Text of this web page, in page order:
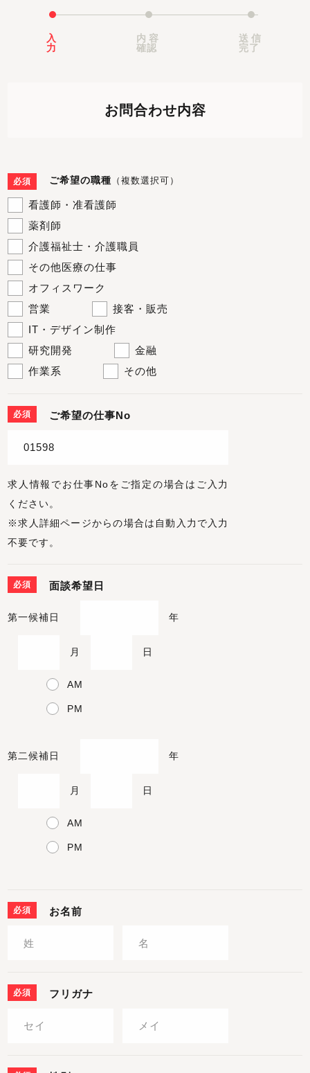
入
力
内容
確認
送信
完了
お問合わせ内容
必須 ご希望の職種 （複数選択可）
看護師・准看護師
薬剤師
介護福祉士・介護職員
その他医療の仕事
オフィスワーク
営業
接客・販売
IT・デザイン制作
研究開発
金融
作業系
その他
必須 ご希望の仕事No
求人情報でお仕事Noをご指定の場合はご入力
ください。
※求人詳細ページからの場合は自動入力で入力
不要です。
必須 面談希望日
第一候補日 年
月 日
AM
PM
第二候補日 年
月 日
AM
PM
必須 お名前
必須 フリガナ